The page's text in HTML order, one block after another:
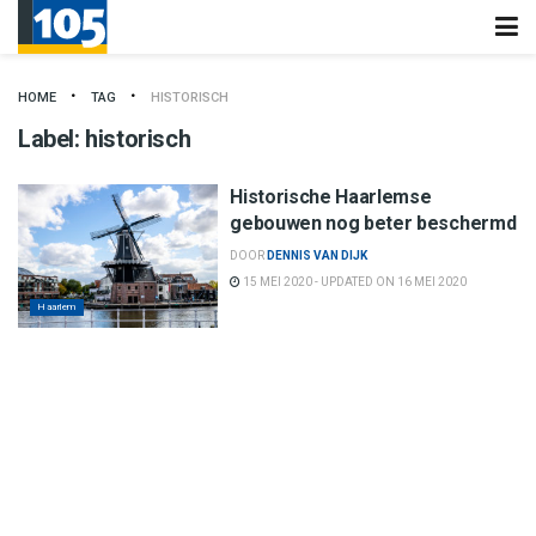
HOME TAG HISTORISCH
Label: historisch
Haarlem
Historische Haarlemse
gebouwen nog beter beschermd
DOOR DENNIS VAN DIJK
15 MEI 2020 - UPDATED ON 16 MEI 2020